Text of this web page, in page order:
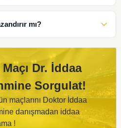
mı?
Dr. İddaa
Sorgulat!
maçlarını Doktor İddaa
danışmadan iddaa
!